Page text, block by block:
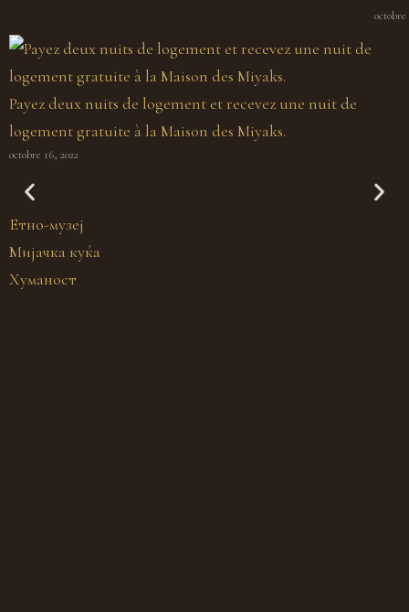
octobre
Payez deux nuits de logement et recevez une nuit de
logement gratuite à la Maison des Miyaks.
octobre 16, 2022
Етно-музеј
Мијачка куќа
Хуманост